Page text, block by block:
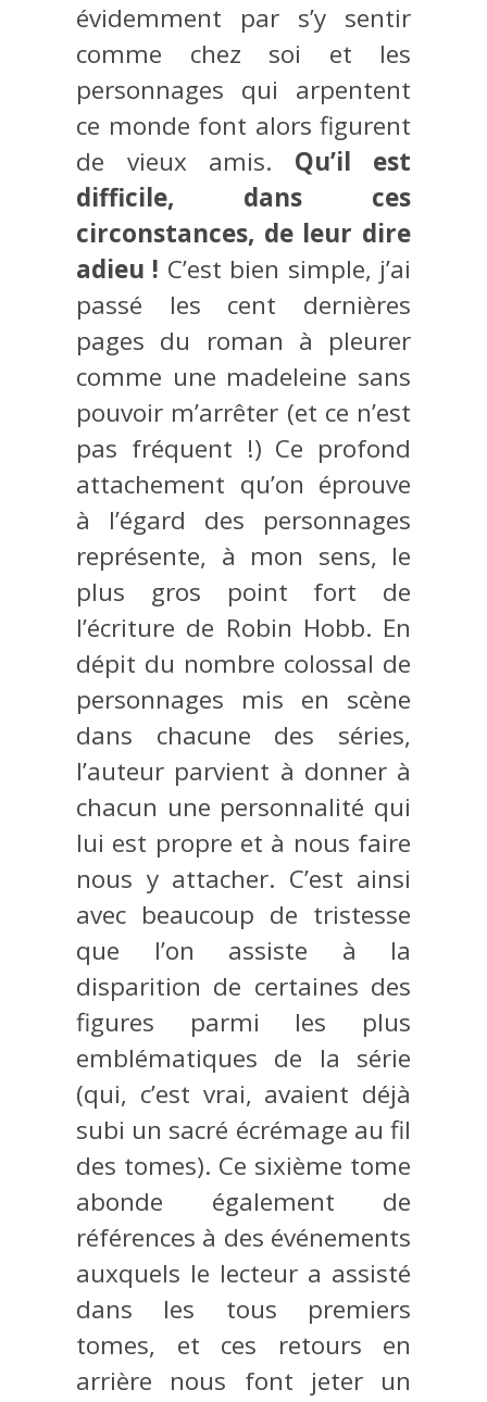
évidemment par s’y sentir
comme chez soi et les
personnages qui arpentent
ce monde font alors figurent
de vieux amis. Qu’il est
difficile, dans ces
circonstances, de leur dire
adieu ! C’est bien simple, j’ai
passé les cent dernières
pages du roman à pleurer
comme une madeleine sans
pouvoir m’arrêter (et ce n’est
pas fréquent !) Ce profond
attachement qu’on éprouve
à l’égard des personnages
représente, à mon sens, le
plus gros point fort de
l’écriture de Robin Hobb. En
dépit du nombre colossal de
personnages mis en scène
dans chacune des séries,
l’auteur parvient à donner à
chacun une personnalité qui
lui est propre et à nous faire
nous y attacher. C’est ainsi
avec beaucoup de tristesse
que l’on assiste à la
disparition de certaines des
figures parmi les plus
emblématiques de la série
(qui, c’est vrai, avaient déjà
subi un sacré écrémage au fil
des tomes). Ce sixième tome
abonde également de
références à des événements
auxquels le lecteur a assisté
dans les tous premiers
tomes, et ces retours en
arrière nous font jeter un